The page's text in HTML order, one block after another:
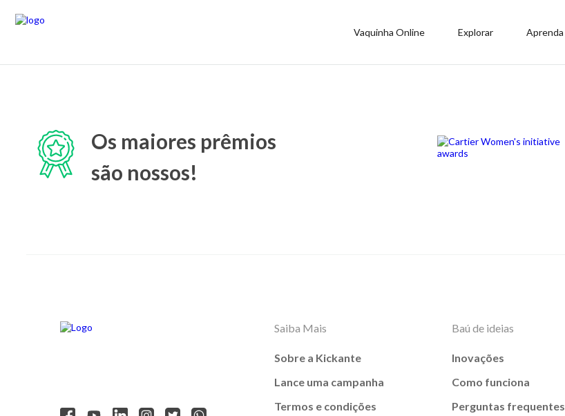
Vaquinha Online Explorar Aprenda
Os maiores prêmios
são nossos!
Saiba Mais
Sobre a Kickante
Lance uma campanha
Termos e condições
Baú de ideias
Inovações
Como funciona
Perguntas frequentes